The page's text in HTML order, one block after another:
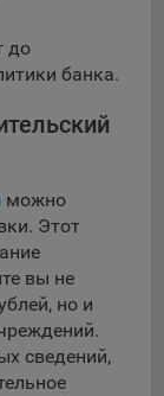
до
банка.
можно
Этот
вы не
но и
сведений,